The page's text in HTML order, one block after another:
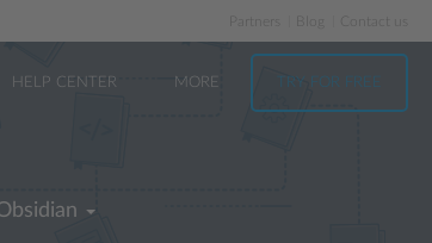
Partners
HELP CENTER MORE TRY FOR FREE